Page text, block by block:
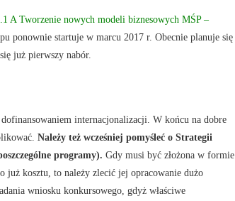
A Tworzenie nowych modeli biznesowych MŚP –
ponownie startuje w marcu 2017 r. Obecnie planuje się
już pierwszy nabór.
internacjonalizacji. W końcu na dobre
Należy też wcześniej pomyśleć o Strategii
programy). Gdy musi być złożona w formie
już kosztu, to należy zlecić jej opracowanie dużo
wniosku konkursowego, gdyż właściwe